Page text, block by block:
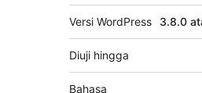
Versi WordPress 3.8.0
Diuji hingga
Bahasa